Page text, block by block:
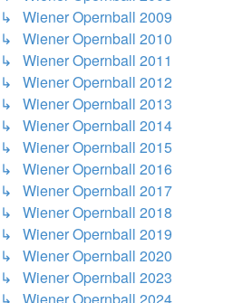
↳ Wiener Opernball 2009
↳ Wiener Opernball 2010
↳ Wiener Opernball 2011
↳ Wiener Opernball 2012
↳ Wiener Opernball 2013
↳ Wiener Opernball 2014
↳ Wiener Opernball 2015
↳ Wiener Opernball 2016
↳ Wiener Opernball 2017
↳ Wiener Opernball 2018
↳ Wiener Opernball 2019
↳ Wiener Opernball 2020
↳ Wiener Opernball 2023